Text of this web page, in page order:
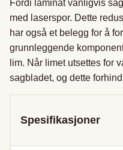
Fordi laminat vanligvis
med laserspor. Dette
har også et belegg for å
grunnleggende
lim. Når limet utsettes for
sagbladet, og dette
Spesifikasjoner